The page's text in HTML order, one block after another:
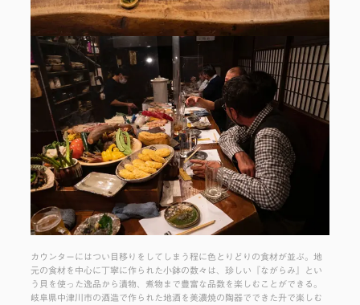
カウンターにはつい目移りをしてしまう程に色とりどりの食材が並ぶ。地
元の食材を中心に丁寧に作られた小鉢の数々は、珍しい『ながらみ』とい
う貝を使った逸品から漬物、煮物まで豊富な品数を楽しむことができる。
岐阜県中津川市の酒造で作られた地酒を美濃焼の陶器でできた升で楽しむ